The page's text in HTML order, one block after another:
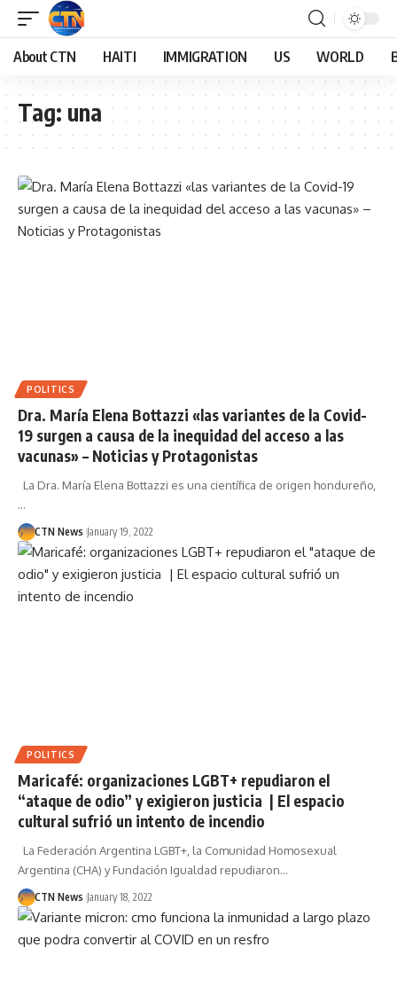
About CTN HAITI IMMIGRATION US WORLD
Tag: una
POLITICS
Dra. María Elena Bottazzi «las variantes de la Covid-
19 surgen a causa de la inequidad del acceso a las
vacunas» – Noticias y Protagonistas
La Dra. María Elena Bottazzi es una científica de origen hondureño,
…
CTN News January 19, 2022
POLITICS
Maricafé: organizaciones LGBT+ repudiaron el
“ataque de odio” y exigieron justicia | El espacio
cultural sufrió un intento de incendio
La Federación Argentina LGBT+, la Comunidad Homosexual
Argentina (CHA) y Fundación Igualdad repudiaron…
CTN News January 18, 2022